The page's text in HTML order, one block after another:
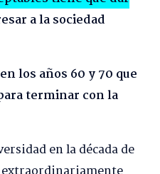
a la sociedad
los años 60 y 70 que
terminar con la
en la década de